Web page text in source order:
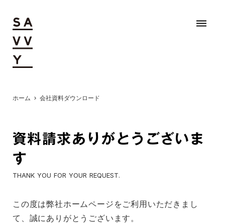
dehaze
ホーム chevron_right 会社資料ダウンロード
資料請求ありがとうございま
す
THANK YOU FOR YOUR REQUEST.
この度は弊社ホームページをご利用いただきまし
て、誠にありがとうございます。